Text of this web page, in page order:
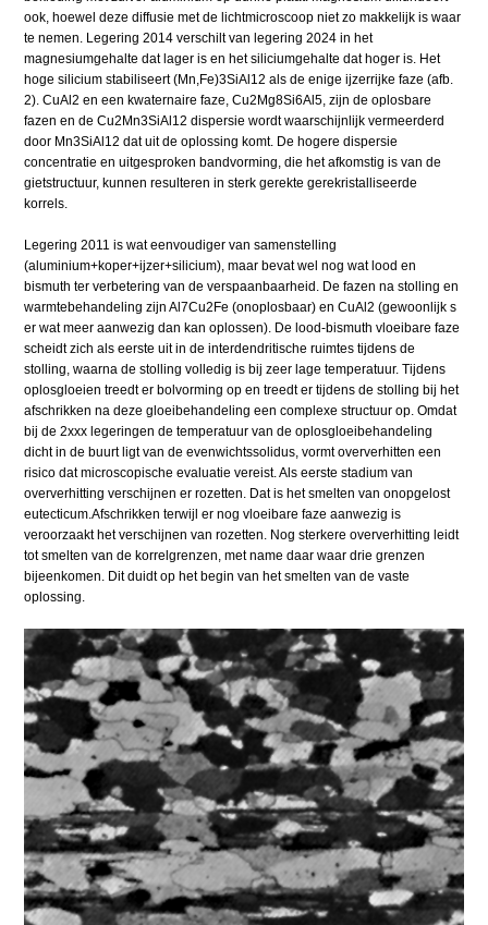
ook, hoewel deze diffusie met de lichtmicroscoop niet zo makkelijk is waar
te nemen. Legering 2014 verschilt van legering 2024 in het
magnesiumgehalte dat lager is en het siliciumgehalte dat hoger is. Het
hoge silicium stabiliseert (Mn,Fe)3SiAl12 als de enige ijzerrijke faze (afb.
2). CuAl2 en een kwaternaire faze, Cu2Mg8Si6Al5, zijn de oplosbare
fazen en de Cu2Mn3SiAl12 dispersie wordt waarschijnlijk vermeerderd
door Mn3SiAl12 dat uit de oplossing komt. De hogere dispersie
concentratie en uitgesproken bandvorming, die het afkomstig is van de
gietstructuur, kunnen resulteren in sterk gerekte gerekristalliseerde
korrels.
Legering 2011 is wat eenvoudiger van samenstelling
(aluminium+koper+ijzer+silicium), maar bevat wel nog wat lood en
bismuth ter verbetering van de verspaanbaarheid. De fazen na stolling en
warmtebehandeling zijn Al7Cu2Fe (onoplosbaar) en CuAl2 (gewoonlijk s
er wat meer aanwezig dan kan oplossen). De lood-bismuth vloeibare faze
scheidt zich als eerste uit in de interdendritische ruimtes tijdens de
stolling, waarna de stolling volledig is bij zeer lage temperatuur. Tijdens
oplosgloeien treedt er bolvorming op en treedt er tijdens de stolling bij het
afschrikken na deze gloeibehandeling een complexe structuur op. Omdat
bij de 2xxx legeringen de temperatuur van de oplosgloeibehandeling
dicht in de buurt ligt van de evenwichtssolidus, vormt oververhitten een
risico dat microscopische evaluatie vereist. Als eerste stadium van
oververhitting verschijnen er rozetten. Dat is het smelten van onopgelost
eutecticum.Afschrikken terwijl er nog vloeibare faze aanwezig is
veroorzaakt het verschijnen van rozetten. Nog sterkere oververhitting leidt
tot smelten van de korrelgrenzen, met name daar waar drie grenzen
bijeenkomen. Dit duidt op het begin van het smelten van de vaste
oplossing.